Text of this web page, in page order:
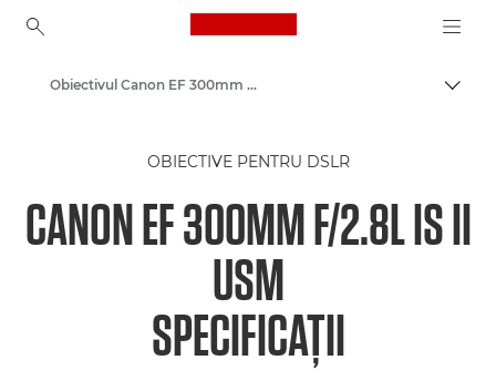
Canon Logo, back to
Obiective pentru aparatele foto Canon
Obiectivul Canon EF 300mm f/2.8L IS II USM
OBIECTIVE PENTRU DSLR
CANON EF 300MM F/2.8L IS II
USM
SPECIFICAŢII